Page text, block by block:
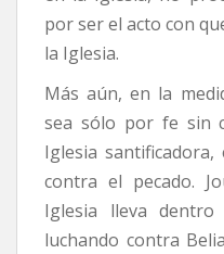
por ser el acto con
la Iglesia.
Más aún, en la
sea sólo por fe sin
Iglesia
contra el pecado.
Iglesia lleva
luchando contra